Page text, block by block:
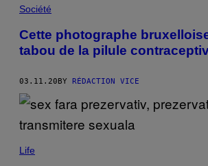
Société
Cette photographe
tabou de la pilule
03.11.20 BY RÉDACTION VICE
Life